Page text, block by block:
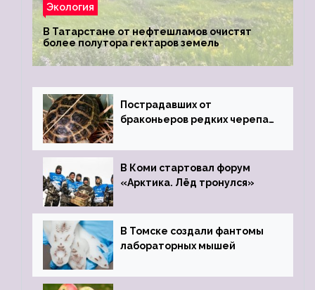
Экология
В Татарстане от нефтешламов очистят
более полутора гектаров земель
Пострадавших от
браконьеров редких черепах
зоопарк
В Коми стартовал форум
«Арктика. Лёд тронулся»
В Томске создали фантомы
лабораторных мышей